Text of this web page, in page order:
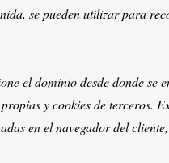
se pueden utilizar para
el dominio desde donde se
y cookies de terceros.
en el navegador del